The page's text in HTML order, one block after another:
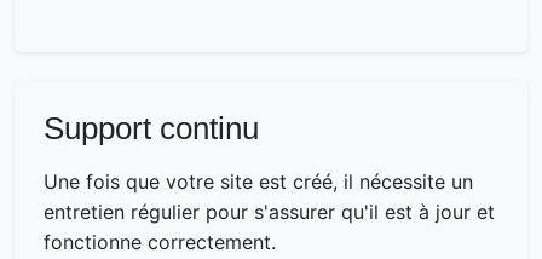
Support continu
Une fois que votre site est créé, il nécessite un
entretien régulier pour s'assurer qu'il est à jour et
fonctionne correctement.